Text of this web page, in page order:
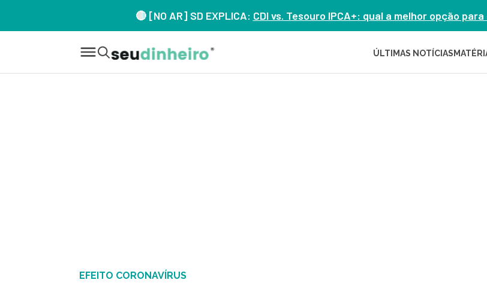
🔴 [NO AR] SD EXPLICA: CDI vs. Tesouro IPCA+: qual a melhor opção
ÚLTIMAS NOTÍCIAS
EFEITO CORONAVÍRUS